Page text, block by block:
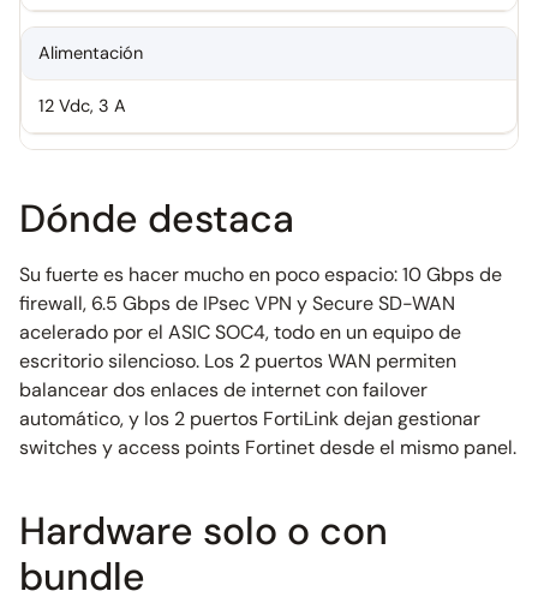
Alimentación
12 Vdc, 3 A
Dónde destaca
Su fuerte es hacer mucho en poco espacio: 10 Gbps de
firewall, 6.5 Gbps de IPsec VPN y Secure SD-WAN
acelerado por el ASIC SOC4, todo en un equipo de
escritorio silencioso. Los 2 puertos WAN permiten
balancear dos enlaces de internet con failover
automático, y los 2 puertos FortiLink dejan gestionar
switches y access points Fortinet desde el mismo panel.
Hardware solo o con
bundle